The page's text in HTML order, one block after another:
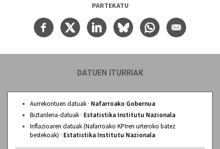
PARTEKATU
DATUEN ITURRIAK
Aurrekontuen datuak · Nafarroako Gobernua
Biztanleria-datuak · Estatistika Institutu Nazionala
Inflazioaren datuak (Nafarroako KPIren urteroko batez
bestekoak) · Estatistika Institutu Nazionala